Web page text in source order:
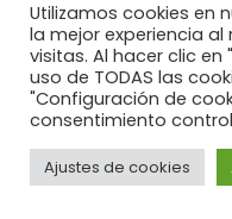
PÍDENOS
Utilizamos cookies en
la mejor experiencia
visitas. Al hacer clic
uso de TODAS las
"Configuración de
consentimiento
Ajustes de cookies